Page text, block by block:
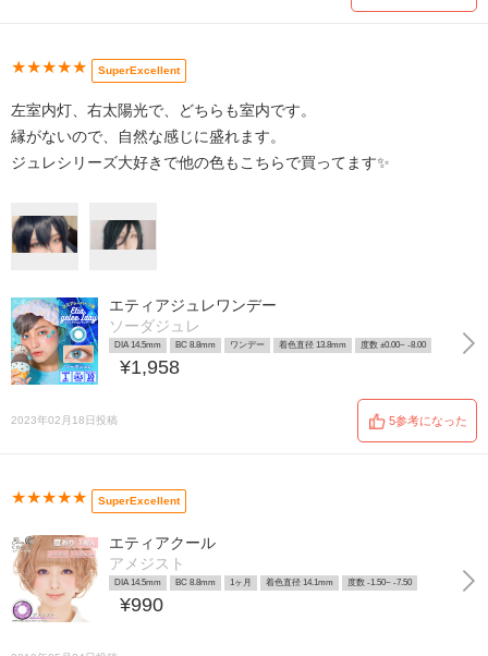
★★★★★ SuperExcellent
左室内灯、右太陽光で、どちらも室内です。
縁がないので、自然な感じに盛れます。
ジュレシリーズ大好きで他の色もこちらで買ってます✨
エティアジュレワンデー
ソーダジュレ
DIA 14.5mm BC 8.8mm ワンデー 着色直径 13.8mm 度数 ±0.00~ -8.00
¥1,958
2023年02月18日投稿 5参考になった
★★★★★ SuperExcellent
エティアクール
アメジスト
DIA 14.5mm BC 8.8mm 1ヶ月 着色直径 14.1mm 度数 -1.50~ -7.50
¥990